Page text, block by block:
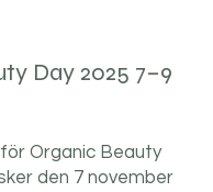
Day 2025 7–9
Organic Beauty
den 7 november